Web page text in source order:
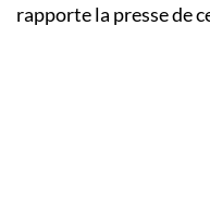
rapporte la presse de